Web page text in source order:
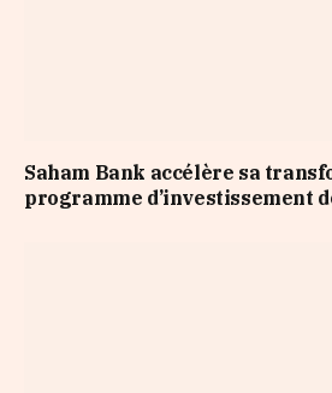
Saham Bank accélère sa
programme d’investissement